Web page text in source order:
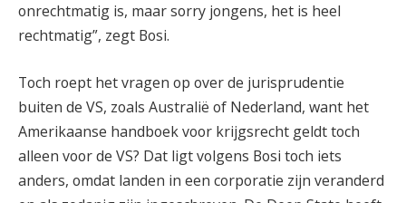
onrechtmatig is, maar sorry jongens, het is heel
rechtmatig”, zegt Bosi.
Toch roept het vragen op over de jurisprudentie
buiten de VS, zoals Australië of Nederland, want het
Amerikaanse handboek voor krijgsrecht geldt toch
alleen voor de VS? Dat ligt volgens Bosi toch iets
anders, omdat landen in een corporatie zijn veranderd